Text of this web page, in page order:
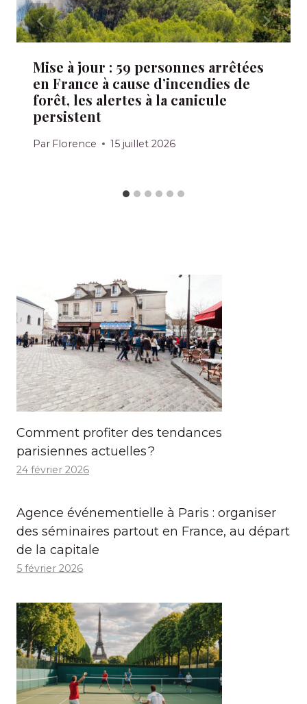
Mise à jour : 59 personnes arrêtées
en France à cause d’incendies de
forêt, les alertes à la canicule
persistent
Par Florence 15 juillet 2026
Comment profiter des tendances
parisiennes actuelles ?
24 février 2026
Agence événementielle à Paris : organiser
des séminaires partout en France, au départ
de la capitale
5 février 2026